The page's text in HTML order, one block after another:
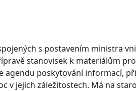
s postavením ministra
stanovisek k materiálům
agendu poskytování informací,
v jejich záležitostech. Má na